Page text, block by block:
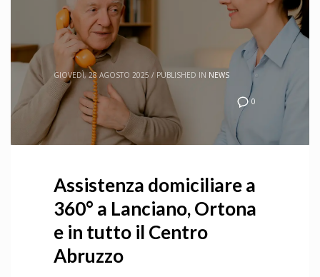
0
GIOVEDÌ, 28 AGOSTO 2025 / PUBLISHED IN NEWS
Assistenza domiciliare a
360° a Lanciano, Ortona
e in tutto il Centro
Abruzzo